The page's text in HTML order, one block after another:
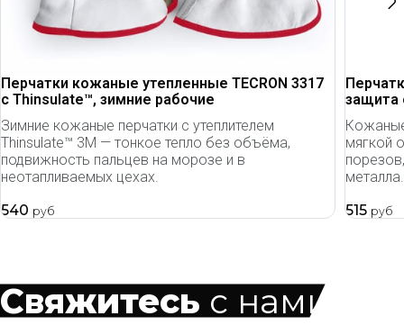
Перчатки кожаные утепленные TECRON 3317
с Thinsulate™, зимние рабочие
Зимние кожаные перчатки с утеплителем
Thinsulate™ 3M — тонкое тепло без объёма,
подвижность пальцев на морозе и в
неотапливаемых цехах.
540 руб
защита
мягкой
металла.
515 руб
Свяжитесь с нами